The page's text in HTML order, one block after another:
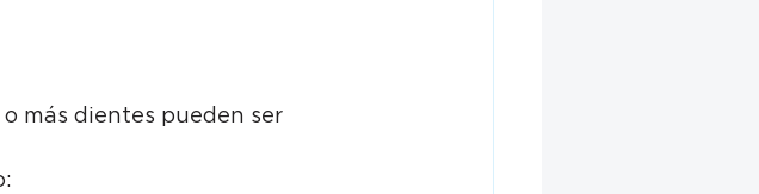
más dientes pueden ser